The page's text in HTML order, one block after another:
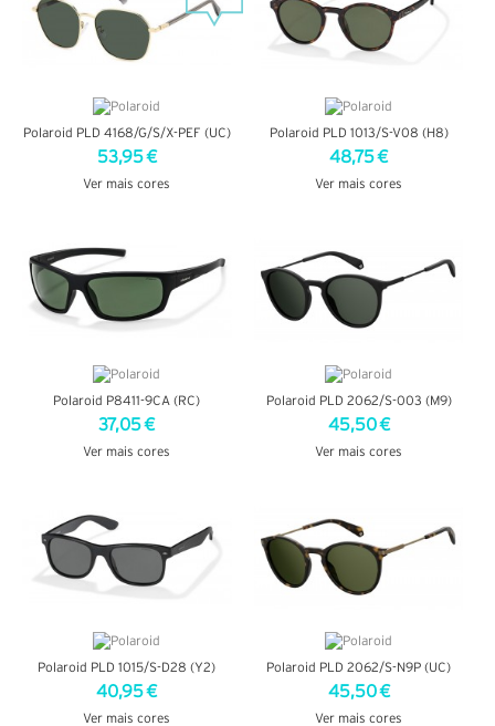
Polaroid PLD 4168/G/S/X-PEF (UC)
53,95 €
Ver mais cores
Polaroid PLD 1013/S-V08 (H8)
48,75 €
Ver mais cores
Polaroid P8411-9CA (RC)
37,05 €
Ver mais cores
Polaroid PLD 2062/S-003 (M9)
45,50 €
Ver mais cores
Polaroid PLD 1015/S-D28 (Y2)
40,95 €
Ver mais cores
Polaroid PLD 2062/S-N9P (UC)
45,50 €
Ver mais cores